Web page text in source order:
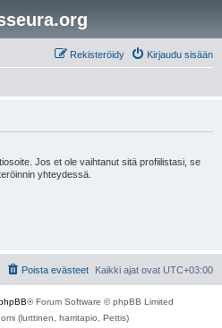
Kirjaudu sisään
Rekisteröidy
Jos et ole vaihtanut sitä profiilistasi, se
yhteydessä.
Kaikki ajat ovat UTC+03:00
Poista evästeet
® Forum Software © phpBB Limited
(lurttinen, harritapio, Pettis)